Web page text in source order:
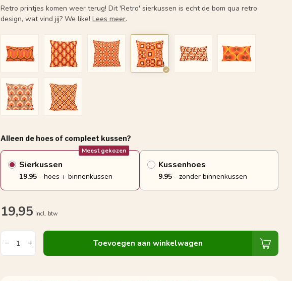
Retro printjes komen weer terug! Dit 'Retro' sierkussen is echt de bom qua retro
design, wat vind jij? We like!Lees meer.
Alleen de hoes of compleet kussen?
Sierkussen
Meest gekozen
19.95 - hoes + binnenkussen
Kussenhoes
9.95- zonder binnenkussen
19,95 Incl. btw
Toevoegen aan winkelwagen